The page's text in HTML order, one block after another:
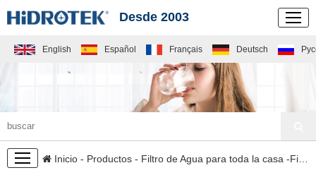
Desde 2003
English Español Français Deutsch
PRODUCTOS
Inicio - Productos - Filtro de Agua para toda la casa -Filtro para agua de la tubería y ducha